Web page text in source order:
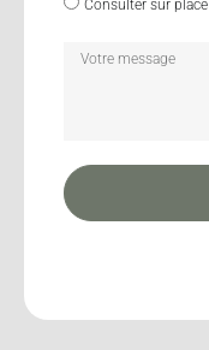
Consulter sur place